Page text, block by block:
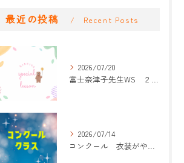
最近の投稿 Recent Posts
2026/07/20
富士奈津子先生WS ２回目
2026/07/14
コンクール 衣装がやって来た！